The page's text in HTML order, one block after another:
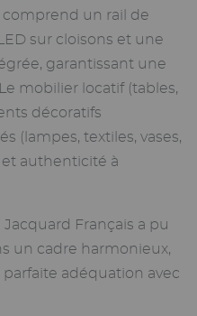
comprend un rail de
sur cloisons et une
garantissant une
mobilier locatif (tables,
décoratifs
(lampes, textiles, vases,
authenticité à
Français a pu
un cadre harmonieux,
adéquation avec